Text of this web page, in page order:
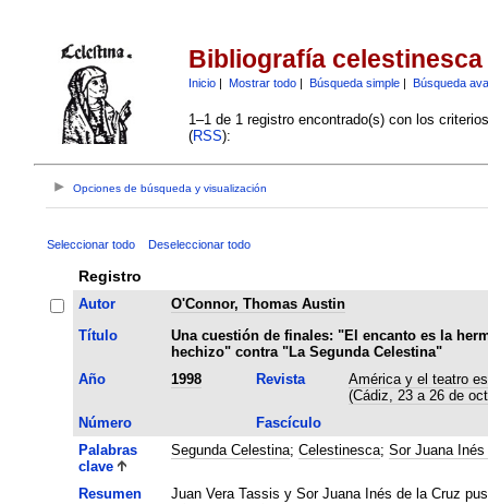
Bibliografía celestinesca
Inicio| Mostrar todo| Búsqueda simple| Búsqueda
1–1 de 1 registro encontrado(s) con los
(RSS):
Opciones de búsqueda y visualización
Seleccionar todo Deseleccionar todo
Registro
Autor
O'Connor, Thomas Austin
Título
Una cuestión de finales: "El encanto es la
hechizo" contra "La Segunda Celestina"
Año
1998 Revista
América y el teatro
(Cádiz, 23 a 26 de
Número
Fascículo
Palabras
clave
Segunda Celestina; Celestinesca; Sor Juana
Resumen
Juan Vera Tassis y Sor Juana Inés de la Cruz